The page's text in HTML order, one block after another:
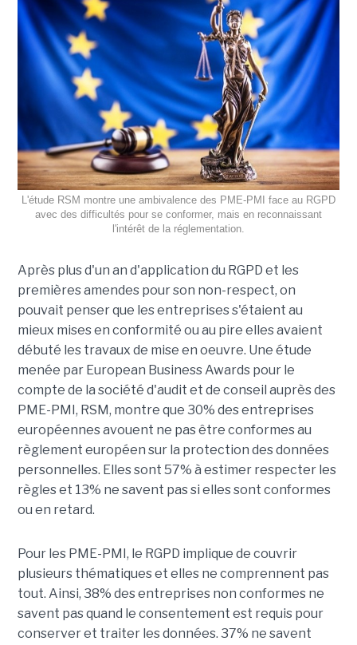
L'étude RSM montre une ambivalence des PME-PMI face au RGPD
avec des difficultés pour se conformer, mais en reconnaissant
l'intérêt de la réglementation.
Après plus d'un an d'application du RGPD et les
premières amendes pour son non-respect, on
pouvait penser que les entreprises s'étaient au
mieux mises en conformité ou au pire elles avaient
débuté les travaux de mise en oeuvre. Une étude
menée par European Business Awards pour le
compte de la société d'audit et de conseil auprès des
PME-PMI, RSM, montre que 30% des entreprises
européennes avouent ne pas être conformes au
règlement européen sur la protection des données
personnelles. Elles sont 57% à estimer respecter les
règles et 13% ne savent pas si elles sont conformes
ou en retard.
Pour les PME-PMI, le RGPD implique de couvrir
plusieurs thématiques et elles ne comprennent pas
tout. Ainsi, 38% des entreprises non conformes ne
savent pas quand le consentement est requis pour
conserver et traiter les données. 37% ne savent